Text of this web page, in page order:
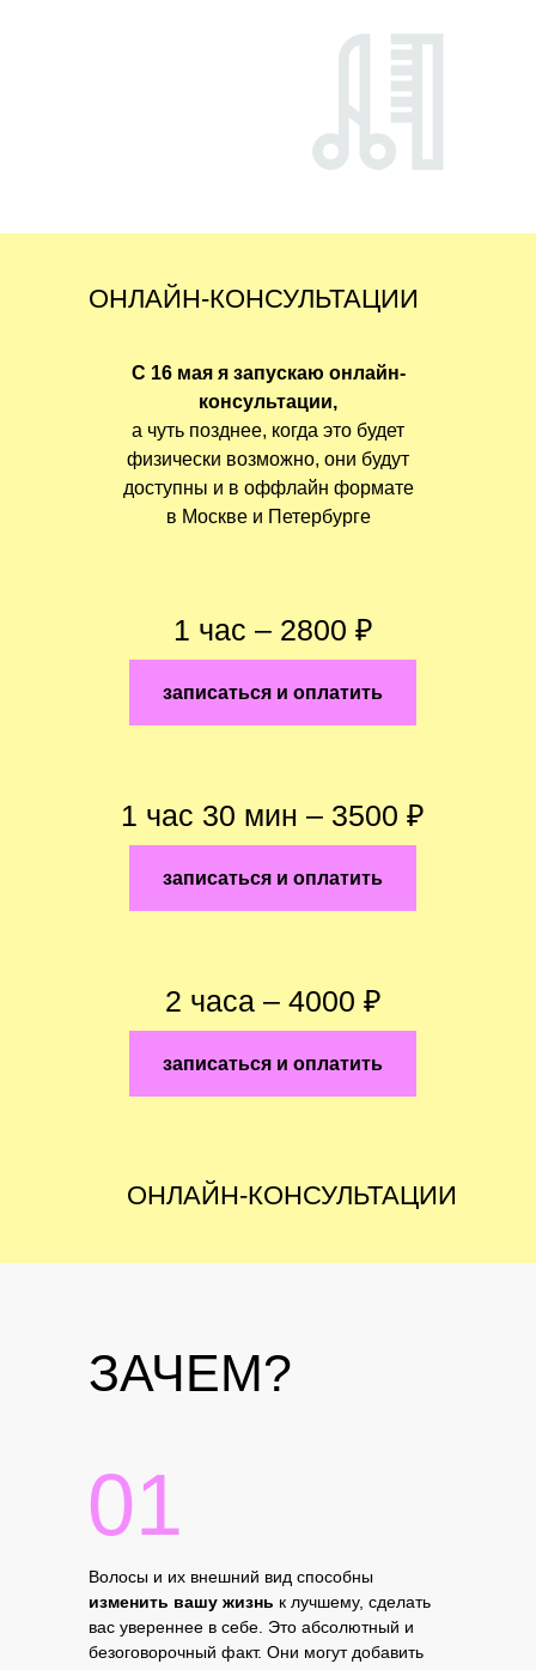
ОНЛАЙН-КОНСУЛЬТАЦИИ
С 16 мая я запускаю онлайн-
консультации,
а чуть позднее, когда это будет
физически возможно, они будут
доступны и в оффлайн формате
в Москве и Петербурге
записаться и оплатить
1 час – 2800 ₽
ОНЛАЙН-КОНСУЛЬТАЦИИ
записаться и оплатить
1 час 30 мин – 3500 ₽
записаться и оплатить
2 часа – 4000 ₽
ЗАЧЕМ?
Волосы и их внешний вид способны
изменить вашу жизнь к лучшему, сделать
вас увереннее в себе. Это абсолютный и
безоговорочный факт. Они могут добавить
01